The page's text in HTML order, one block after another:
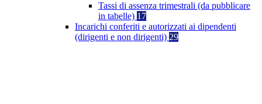
Tassi di assenza trimestrali (da pubblicare
in tabelle) 17
Incarichi conferiti e autorizzati ai dipendenti
(dirigenti e non dirigenti) 29